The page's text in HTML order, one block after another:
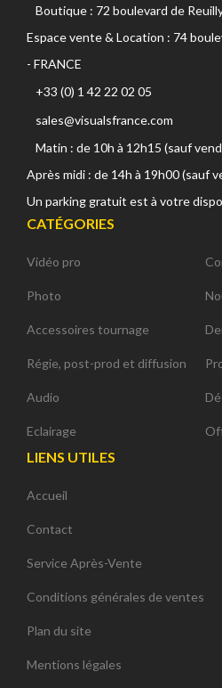
Boutique : 72 boulevard de
Espace vente & Location : 74
- FRANCE
+33 (0) 1 42 22 02 05
sales@visualsfrance.com
Matin : de 10h à 12h15 (sauf
Après midi : de 14h à 19h00 (sauf
Un parking gratuit est à votre
CATÉGORIES
Vidéo pro
Photo
Accessoires tournage
Régie, post-prod et diffusion
Audio
Eclairage
LIENS UTILES
Accueil
Contact
Service Après-Vente
Conditions générales de ventes
Plan du site
Mentions légales